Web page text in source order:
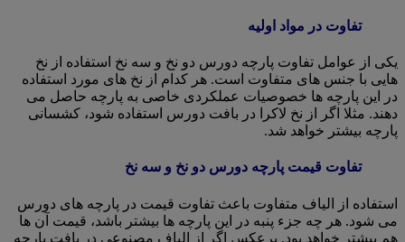
تفاوت در مواد اولیه
یکی از عوامل تفاوت پارچه دورس دو نخ و سه نخ استفاده از نخ
هایی با جنس های متفاوت است. هر کدام از نخ های مورد استفاده
در این پارچه ها خصوصیات عملکردی خاصی به پارچه حاصل می
دهند. مثلا اگر از نخ لاکرا در بافت دورس استفاده شود، کشسانی
پارچه بیشتر خواهد شد.
تفاوت قیمت پارچه دورس دو نخ و سه نخ
استفاده از الیاف متفاوت باعث تفاوت قیمت در پارچه های دورس
می شود. هر چه جزء پنبه در این پارچه ها بیشتر باشد، قیمت آن ها
هم بیشتر خواهد بود. برعکس اگر از الیاف مصنوعی در بافت پارچه